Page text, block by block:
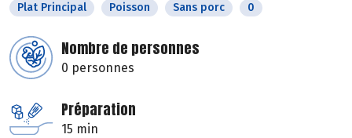
Plat Principal Poisson Sans porc 0
Nombre de personnes
0 personnes
Préparation
15 min